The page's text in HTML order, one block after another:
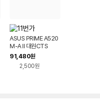
ASUS PRIME A520
M-A II 대원CTS
91,480원
2,500원